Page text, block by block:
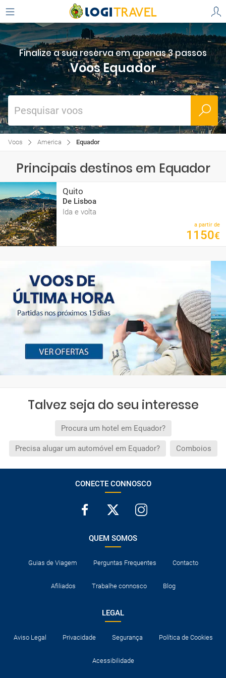
Finalize a sua reserva em apenas 3 passos
Voos Equador
Pesquisar voos
Voos America Equador
Principais destinos em Equador
Quito
De Lisboa
Ida e volta
a partir de
1150€
Talvez seja do seu interesse
Procura um hotel em Equador?
Precisa alugar um automóvel em Equador? Comboios
CONECTE CONNOSCO
QUEM SOMOS
Guias de Viagem Perguntas Frequentes Contacto
Afiliados Trabalhe connosco Blog
LEGAL
Aviso Legal Privacidade Segurança Política de Cookies
Acessibilidade